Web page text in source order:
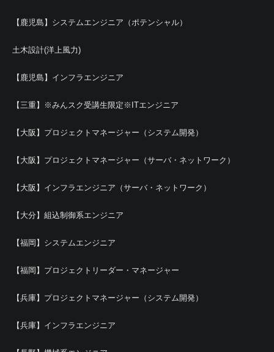
【鹿児島】システムエンジニア（ポテンシャル）
土木設計(洋上風力)
【鹿児島】インフラエンジニア
【三重】※みんスク受講生限定※ITエンジニア
【大阪】プロジェクトマネージャー（システム開発）
【大阪】プロジェクトマネージャー（サーバ・ネットワーク）
【大阪】インフラエンジニア（サーバ・ネットワーク）
【大分】組込制御系エンジニア
【福岡】システムエンジニア
【福岡】プロジェクトリーダー・マネージャー
【兵庫】プロジェクトマネージャー（システム開発）
【兵庫】インフラエンジニア